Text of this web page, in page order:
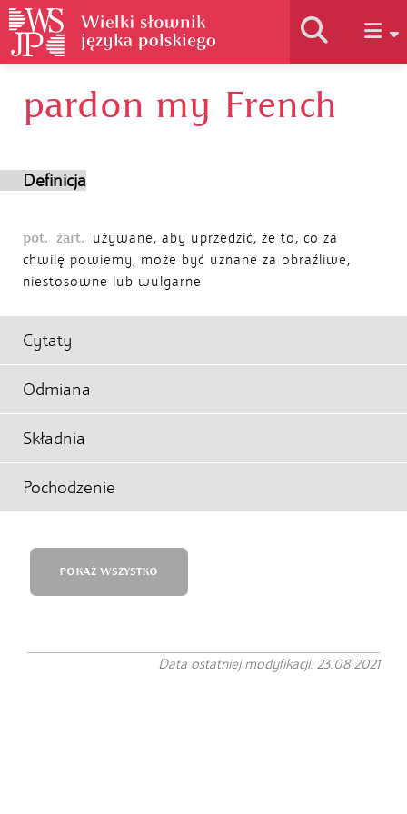
Historia słownika
Autorzy
pardon my French
Definicja
pot. żart.
używane, aby uprzedzić, że to, co za
chwilę powiemy, może być uznane za obraźliwe,
niestosowne lub wulgarne
Cytaty
Odmiana
Składnia
Pochodzenie
POKAŻ WSZYSTKO
Data ostatniej modyfikacji: 23.08.2021